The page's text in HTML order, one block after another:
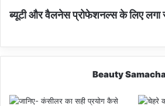
ब्यूटी और वैलनेस प्रोफेशनल्स के लिए लगा
Beauty